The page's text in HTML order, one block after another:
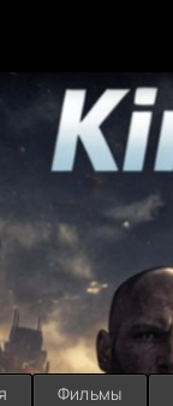
Фильмы